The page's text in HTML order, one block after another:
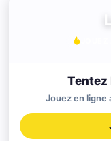
Tentez
Jouez en ligne